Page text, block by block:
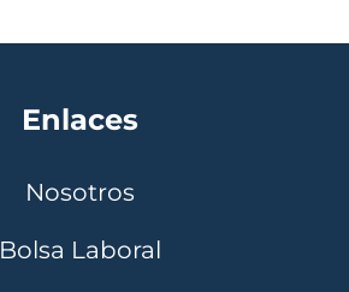
Enlaces
Nosotros
Bolsa Laboral